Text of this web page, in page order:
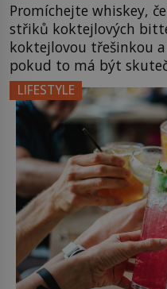
Promíchejte whiskey,
střiků koktejlových
koktejlovou třešinkou
pokud to má být
místo klasické
bourbonu nepoužijete
stane? Inu, koktejl
nebude Manhattan
LIFESTYLE